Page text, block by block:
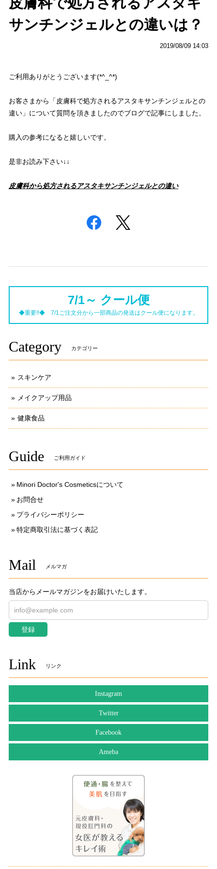
サンチンジェルとの違いは？
2019/08/09 14:03
ご利用ありがとうございます(*^_^*)
お客さまから「皮膚科で処方されるアスタキサンチンジェルとの
違い」について質問を頂きましたのでブログで記事にしました。
購入の参考になると嬉しいです。
是非お読み下さい↓↓
皮膚科から処方されるアスタキサンチンジェルとの違い
7/1～ クール便
◆重要!!◆ 7/1ご注文分から一部商品の発送はクール便になります。
Category カテゴリー
スキンケア
メイクアップ用品
健康食品
Guide ご利用ガイド
Minori Doctor's Cosmeticsについて
お問合せ
プライバシーポリシー
特定商取引法に基づく表記
Mail メルマガ
当店からメールマガジンをお届けいたします。
登録
Link リンク
Instagram
Twitter
Facebook
Ameba